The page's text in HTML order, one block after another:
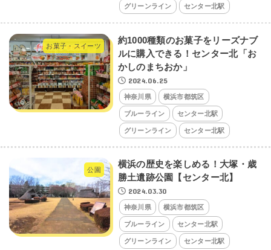
グリーンライン センター北駅
お菓子・スイーツ
約1000種類のお菓子をリーズナブ
ルに購入できる！センター北「お
かしのまちおか」
2024.06.25
神奈川県 横浜市都筑区
ブルーライン センター北駅
グリーンライン センター北駅
公園
横浜の歴史を楽しめる！大塚・歳
勝土遺跡公園【センター北】
2024.03.30
神奈川県 横浜市都筑区
ブルーライン センター北駅
グリーンライン センター北駅